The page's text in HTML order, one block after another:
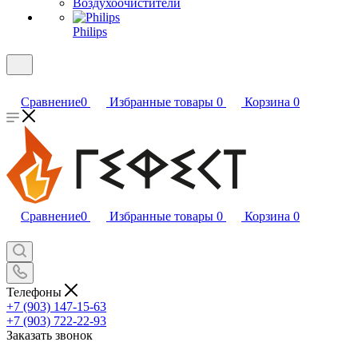
Воздухоочистители
Philips
Сравнение0 Избранные товары 0 Корзина 0
Сравнение0 Избранные товары 0 Корзина 0
Телефоны
+7 (903) 147-15-63
+7 (903) 722-22-93
Заказать звонок